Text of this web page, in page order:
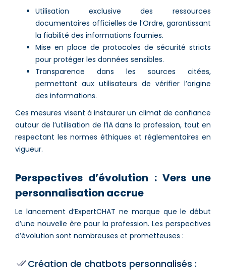
Utilisation exclusive des ressources
documentaires officielles de l’Ordre, garantissant
la fiabilité des informations fournies.
Mise en place de protocoles de sécurité stricts
pour protéger les données sensibles.
Transparence dans les sources citées,
permettant aux utilisateurs de vérifier l’origine
des informations.
Ces mesures visent à instaurer un climat de confiance
autour de l’utilisation de l’IA dans la profession, tout en
respectant les normes éthiques et réglementaires en
vigueur.
Perspectives d’évolution : Vers une
personnalisation accrue
Le lancement d’ExpertCHAT ne marque que le début
d’une nouvelle ère pour la profession. Les perspectives
d’évolution sont nombreuses et prometteuses :
Création de chatbots personnalisés :